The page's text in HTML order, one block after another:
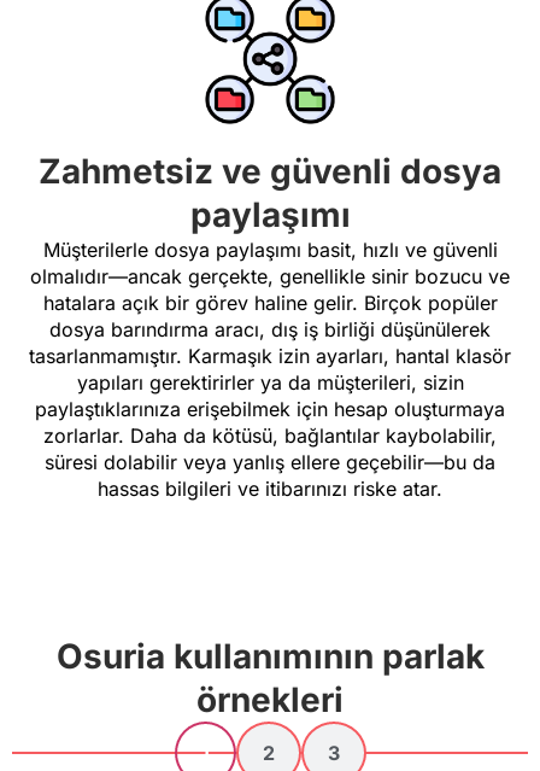
Zahmetsiz ve güvenli dosya
paylaşımı
Müşterilerle dosya paylaşımı basit, hızlı ve güvenli
olmalıdır—ancak gerçekte, genellikle sinir bozucu ve
hatalara açık bir görev haline gelir. Birçok popüler
dosya barındırma aracı, dış iş birliği düşünülerek
tasarlanmamıştır. Karmaşık izin ayarları, hantal klasör
yapıları gerektirirler ya da müşterileri, sizin
paylaştıklarınıza erişebilmek için hesap oluşturmaya
zorlarlar. Daha da kötüsü, bağlantılar kaybolabilir,
süresi dolabilir veya yanlış ellere geçebilir—bu da
hassas bilgileri ve itibarınızı riske atar.
Osuria kullanımının parlak
örnekleri​
1 2 3